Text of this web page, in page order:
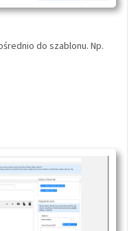
do szablonu. Np.